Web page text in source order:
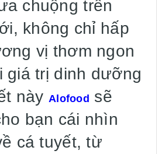
chuộng trên
không chỉ hấp
vị thơm ngon
giá trị dinh dưỡng
này Alofood sẽ
bạn cái nhìn
cá tuyết, từ